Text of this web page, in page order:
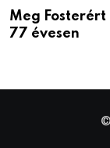
Meg
77 évesen